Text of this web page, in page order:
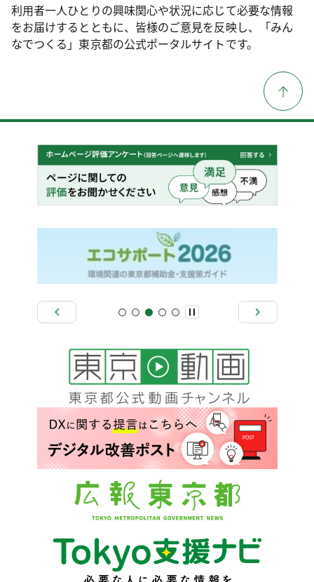
利用者一人ひとりの興味関心や状況に応じて必要な情報
をお届けするとともに、皆様のご意見を反映し、「みん
なでつくる」東京都の公式ポータルサイトです。